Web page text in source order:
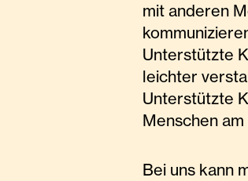
mit anderen
Unterstützte
leichter
Unterstützte
Menschen
Bei uns kann